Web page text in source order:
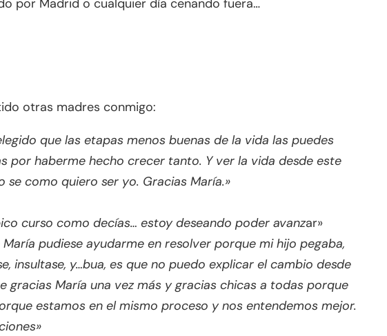
por Madrid o cualquier día cenando fuera…
otras madres conmigo:
que las etapas menos buenas de la vida las puedes
por haberme hecho crecer tanto. Y ver la vida desde este
como quiero ser yo. Gracias María.»
curso como decías… estoy deseando poder avanzar»
pudiese ayudarme en resolver porque mi hijo pegaba,
insultase, y…bua, es que no puedo explicar el cambio desde
gracias María una vez más y gracias chicas a todas porque
estamos en el mismo proceso y nos entendemos mejor.